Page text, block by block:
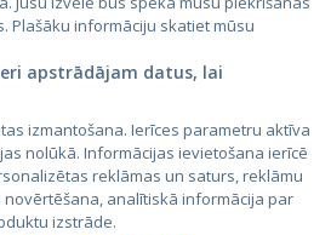
CVbankas.lt
Kainos.lt
Paslaugos.lt
auto24.ee
Plašāku informāciju skatiet mūsu
apstrādājam datus, lai
izmantošana. Ierīces parametru aktīva
nolūkā. Informācijas ievietošana ierīcē
reklāmas un saturs, reklāmu
analītiskā informācija par
izstrāde.